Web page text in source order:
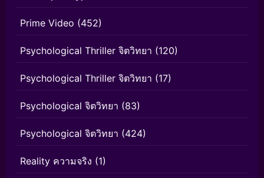
Prime Video (452)
Psychological Thriller จิตวิทยา (120)
Psychological Thriller จิตวิทยา (17)
Psychological จิตวิทยา (83)
Psychological จิตวิทยา (424)
Reality ความจริง (1)